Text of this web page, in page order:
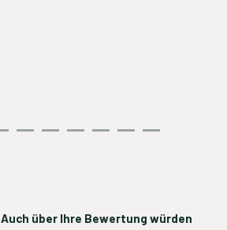
Auch über Ihre Bewertung würden